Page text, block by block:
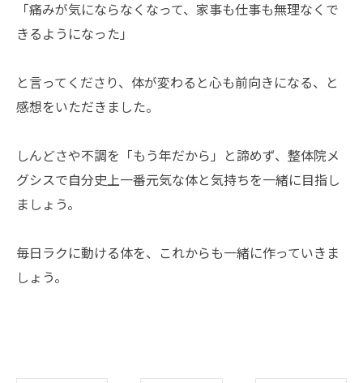
「痛みが気にならなくなって、家事も仕事も無理なくで
きるようになった」
と言ってくださり、体が変わると心も前向きになる、と
感想をいただきました。
しんどさや不調を「もう年だから」と諦めず、整体院メ
グシスで自分史上一番元気な体と気持ちを一緒に目指し
ましょう。
毎日ラクに動ける体を、これからも一緒に作っていきま
しょう。